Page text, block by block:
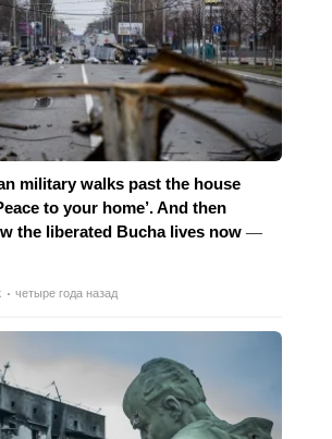
military walks past the house
to your home’. And then
the liberated Bucha lives now―
четыре года назад